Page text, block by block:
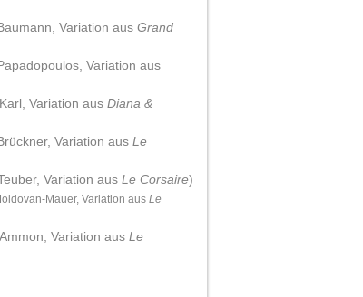
Variation aus Grand
Variation aus
Variation aus Diana &
Variation aus Le
Variation aus Le Corsaire)
Mauer, Variation aus Le
Variation aus Le